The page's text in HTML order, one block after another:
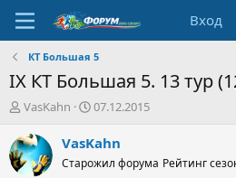
Вход
КТ Большая 5
IX КТ Большая 5. 13 тур
А
т
о
р
VasKahn
Д
т
н
07.12.2015
VasKahn
Старожил форума Рейтинг